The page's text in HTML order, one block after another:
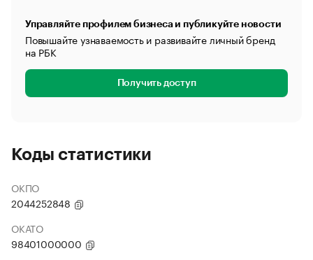
Управляйте профилем бизнеса и публикуйте новости
Повышайте узнаваемость и развивайте личный бренд
на РБК
Получить доступ
Коды статистики
ОКПО
2044252848
ОКАТО
98401000000